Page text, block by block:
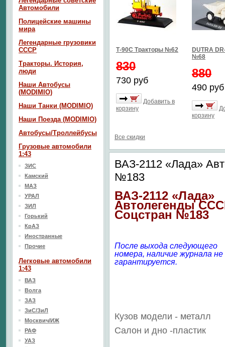
Т-90С Тракторы №62
830
730 руб
Добавить в
корзину
DUTRA
№68
880
490 руб
корзину
Все скидки
ВАЗ-2112 «Лада»
№183
ВАЗ-2112 «Лада»
Автолегенды
Соцстран №183
После выхода следующего
номера, наличие журнала не
гарантируется.
Кузов модели - металл
Салон и дно -пластик
Автомобили
Полицейские машины
мира
Легендарные грузовики
СССР
Тракторы. История,
люди
Наши Автобусы
(MODIMIO)
Наши Танки (MODIMIO)
Наши Поезда (MODIMIO)
Автобусы/Троллейбусы
Грузовые автомобили
1:43
ЗИС
Камский
МАЗ
УРАЛ
ЗИЛ
Горький
КрАЗ
Иностранные
Прочие
Легковые автомобили
1:43
ВАЗ
Волга
ЗАЗ
ЗиС/ЗиЛ
Москвич/ИЖ
РАФ
УАЗ